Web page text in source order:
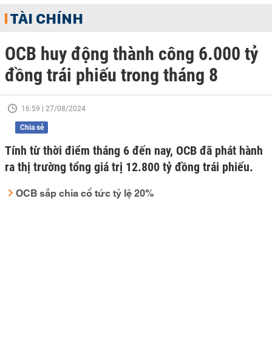
TÀI CHÍNH
OCB huy động thành công 6.000 tỷ
đồng trái phiếu trong tháng 8
16:59 | 27/08/2024
Chia sẻ
Tính từ thời điểm tháng 6 đến nay, OCB đã phát hành
ra thị trường tổng giá trị 12.800 tỷ đồng trái phiếu.
OCB sắp chia cổ tức tỷ lệ 20%